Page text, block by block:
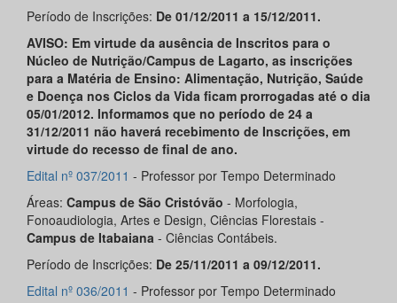
Período de Inscrições: De 01/12/2011 a 15/12/2011.
AVISO: Em virtude da ausência de Inscritos para o
Núcleo de Nutrição/Campus de Lagarto, as inscrições
para a Matéria de Ensino: Alimentação, Nutrição, Saúde
e Doença nos Ciclos da Vida ficam prorrogadas até o dia
05/01/2012. Informamos que no período de 24 a
31/12/2011 não haverá recebimento de Inscrições, em
virtude do recesso de final de ano.
Edital nº 037/2011 - Professor por Tempo Determinado
Áreas: Campus de São Cristóvão - Morfologia,
Fonoaudiologia, Artes e Design, Ciências Florestais -
Campus de Itabaiana - Ciências Contábeis.
Período de Inscrições: De 25/11/2011 a 09/12/2011.
Edital nº 036/2011 - Professor por Tempo Determinado